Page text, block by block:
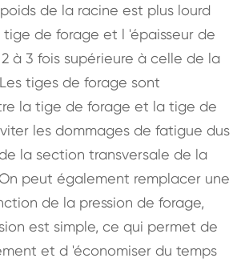
de la racine est plus lourd
de forage et l 'épaisseur de
à 3 fois supérieure à celle de la
tiges de forage sont
la tige de forage et la tige de
les dommages de fatigue dus
la section transversale de la
peut également remplacer une
de la pression de forage,
est simple, ce qui permet de
et d 'économiser du temps